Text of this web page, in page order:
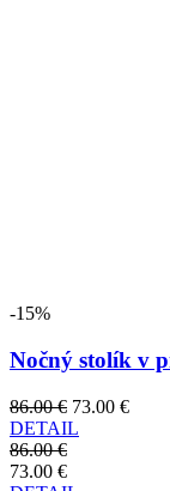
-15%
Nočný stolík v
86.00 € 73.00 €
DETAIL
86.00 €
73.00 €